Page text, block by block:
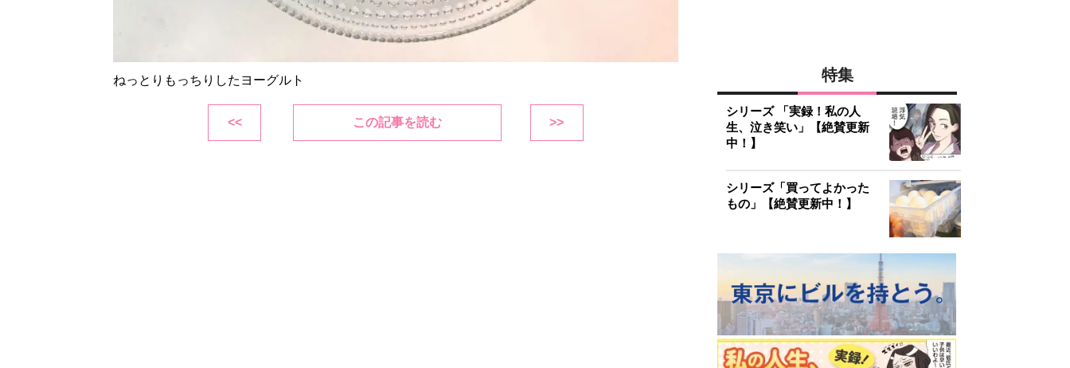
ねっとりもっちりしたヨーグルト
<< この記事を読む >>
特集
シリーズ 「実録！私の人
生、泣き笑い」【絶賛更新
中！】
シリーズ「買ってよかった
もの」【絶賛更新中！】